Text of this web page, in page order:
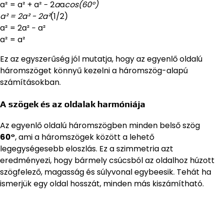
a² = a² + a² − 2aacos(60°)
a² = 2a² − 2a²(1/2)
a² = 2a² − a²
a² = a²
Ez az egyszerűség jól mutatja, hogy az egyenlő oldalú
háromszöget könnyű kezelni a háromszög-alapú
számításokban.
A szögek és az oldalak harmóniája
Az egyenlő oldalú háromszögben minden belső szög
60°, ami a háromszögek között a lehető
legegységesebb eloszlás. Ez a szimmetria azt
eredményezi, hogy bármely csúcsból az oldalhoz húzott
szögfelező, magasság és súlyvonal egybeesik. Tehát ha
ismerjük egy oldal hosszát, minden más kiszámítható.